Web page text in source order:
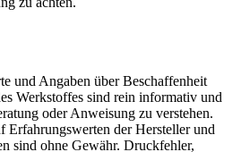
und Angaben über Beschaffenheit
Werkstoffes sind rein informativ und
oder Anweisung zu verstehen.
Erfahrungswerten der Hersteller und
sind ohne Gewähr. Druckfehler,